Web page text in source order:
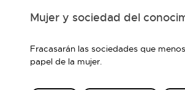
Mujer y sociedad del
Fracasarán las sociedades que
papel de la mujer.